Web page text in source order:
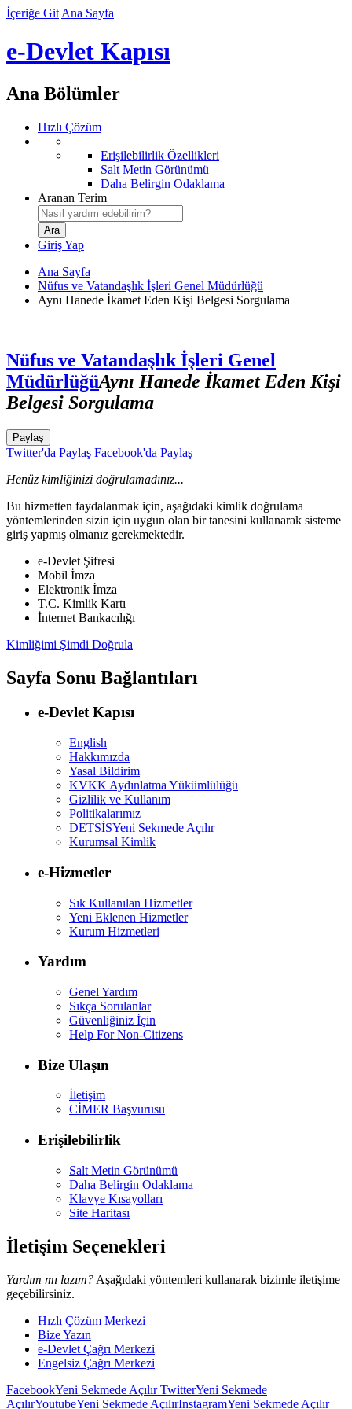
İçeriğe Git Ana Sayfa
e-Devlet Kapısı
Ana Bölümler
Hızlı Çözüm
Erişilebilirlik Özellikleri
Salt Metin Görünümü
Daha Belirgin Odaklama
Aranan Terim
Giriş Yap
Ana Sayfa
Nüfus ve Vatandaşlık İşleri Genel Müdürlüğü
Aynı Hanede İkamet Eden Kişi Belgesi Sorgulama
Nüfus ve Vatandaşlık İşleri Genel
MüdürlüğüAynı Hanede İkamet Eden Kişi
Belgesi Sorgulama
Paylaş
Twitter'da Paylaş Facebook'da Paylaş
Henüz kimliğinizi doğrulamadınız...
Bu hizmetten faydalanmak için, aşağıdaki kimlik doğrulama
yöntemlerinden sizin için uygun olan bir tanesini kullanarak sisteme
giriş yapmış olmanız gerekmektedir.
e-Devlet Şifresi
Mobil İmza
Elektronik İmza
T.C. Kimlik Kartı
İnternet Bankacılığı
Kimliğimi Şimdi Doğrula
Sayfa Sonu Bağlantıları
e-Devlet Kapısı
English
Hakkımızda
Yasal Bildirim
KVKK Aydınlatma Yükümlülüğü
Gizlilik ve Kullanım
Politikalarımız
DETSİSYeni Sekmede Açılır
Kurumsal Kimlik
e-Hizmetler
Sık Kullanılan Hizmetler
Yeni Eklenen Hizmetler
Kurum Hizmetleri
Yardım
Genel Yardım
Sıkça Sorulanlar
Güvenliğiniz İçin
Help For Non-Citizens
Bize Ulaşın
İletişim
CİMER Başvurusu
Erişilebilirlik
Salt Metin Görünümü
Daha Belirgin Odaklama
Klavye Kısayolları
Site Haritası
İletişim Seçenekleri
Yardım mı lazım? Aşağıdaki yöntemleri kullanarak bizimle iletişime
geçebilirsiniz.
Hızlı Çözüm Merkezi
Bize Yazın
e-Devlet Çağrı Merkezi
Engelsiz Çağrı Merkezi
FacebookYeni Sekmede AçılırTwitterYeni Sekmede
AçılırYoutubeYeni Sekmede AçılırInstagramYeni Sekmede Açılır